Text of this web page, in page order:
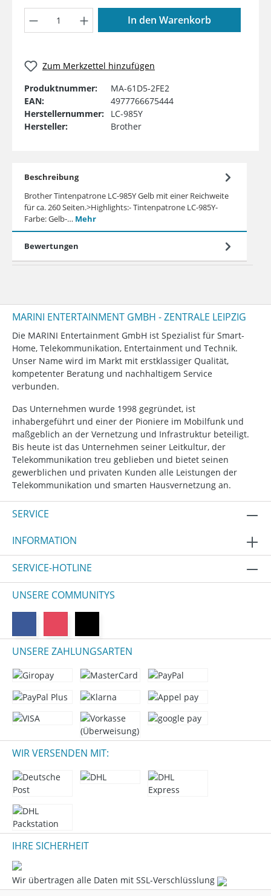
Produkt Anzahl: Gib den
In den Warenkorb
Zum Merkzettel hinzufügen
Produktnummer:
MA-61D5-2FE2
EAN:
4977766675444
Herstellernummer:
LC-985Y
Hersteller:
Brother
Beschreibung
Brother Tintenpatrone LC-985Y Gelb mit einer Reichweite
für ca. 260 Seiten.>Highlights:- Tintenpatrone LC-985Y-
Farbe: Gelb-… Mehr
Bewertungen
MARINI ENTERTAINMENT GMBH - ZENTRALE LEIPZIG
Die MARINI Entertainment GmbH ist Spezialist für Smart-
Home, Telekommunikation, Entertainment und Technik.
Unser Name wird im Markt mit erstklassiger Qualität,
kompetenter Beratung und nachhaltigem Service
verbunden.
Das Unternehmen wurde 1998 gegründet, ist
inhabergeführt und einer der Pioniere im Mobilfunk und
maßgeblich an der Vernetzung und Infrastruktur beteiligt.
Bis heute ist das Unternehmen seiner Leitkultur, der
Telekommunikation treu geblieben und bietet seinen
gewerblichen und privaten Kunden alle Leistungen der
Telekommunikation und smarten Hausvernetzung an.
SERVICE
INFORMATION
SERVICE-HOTLINE
UNSERE COMMUNITYS
UNSERE ZAHLUNGSARTEN
WIR VERSENDEN MIT:
IHRE SICHERHEIT
Wir übertragen alle Daten mit SSL-Verschlüsslung